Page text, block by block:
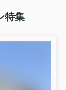
特集